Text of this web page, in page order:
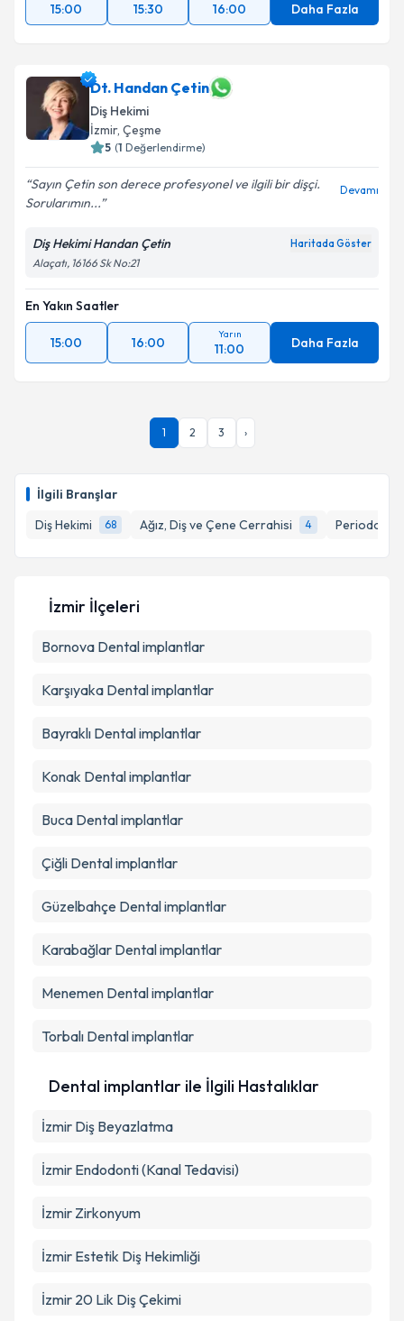
İlgili Branşlar
Diş Hekimi
68 Ağız, Diş ve Çene Cerrahisi 4
15:00
15:30 16:00 Daha Fazla
Dt. Handan Çetin
Diş Hekimi
İzmir, Çeşme
5 (1 Değerlendirme)
Sayın Çetin son derece profesyonel ve ilgili bir dişçi.
Sorularımın...
Devamı
Diş Hekimi Handan Çetin Haritada Göster
Alaçatı, 16166 Sk No:21
En Yakın Saatler
15:00 16:00
Yarın
11:00 Daha Fazla
1 2 3 ›
İzmir İlçeleri
Bornova Dental implantlar
Karşıyaka Dental implantlar
Bayraklı Dental implantlar
Konak Dental implantlar
Buca Dental implantlar
Çiğli Dental implantlar
Güzelbahçe Dental implantlar
Karabağlar Dental implantlar
Menemen Dental implantlar
Torbalı Dental implantlar
Dental implantlar ile İlgili Hastalıklar
İzmir Diş Beyazlatma
İzmir Endodonti (Kanal Tedavisi)
İzmir Zirkonyum
İzmir Estetik Diş Hekimliği
İzmir 20 Lik Diş Çekimi